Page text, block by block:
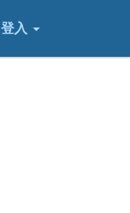
登入